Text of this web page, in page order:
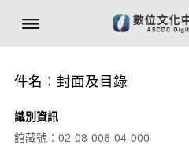
件名：封面及目錄
識別資訊
館藏號：02-08-008-04-000